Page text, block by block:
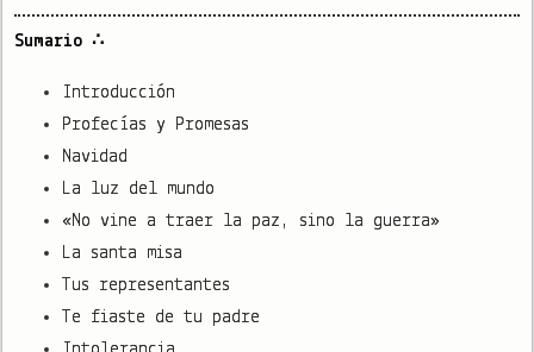
Sumario ∴
Introducción
Profecías y Promesas
Navidad
La luz del mundo
«No vine a traer la paz, sino la guerra»
La santa misa
Tus representantes
Te fiaste de tu padre